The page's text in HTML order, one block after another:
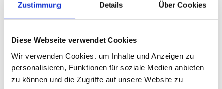
Zustimmung Details Über Cookies
Diese Webseite verwendet Cookies
Wir verwenden Cookies, um Inhalte und Anzeigen zu
personalisieren, Funktionen für soziale Medien anbieten
zu können und die Zugriffe auf unsere Website zu
WIBERG Ursalz Kräuter, BIO Kräutersalz
1 EL Zitronensaft
1 TL WIBERG Gemüse Klassik